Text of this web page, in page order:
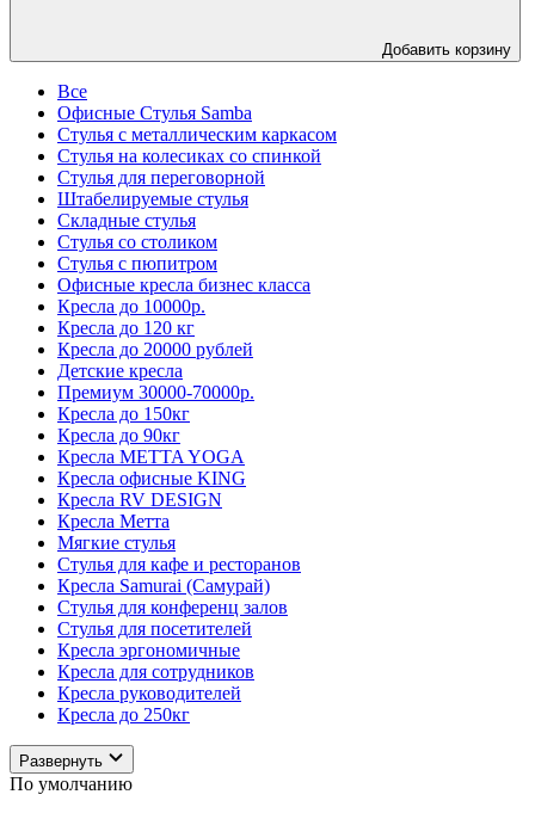
Добавить корзину
Все
Офисные Стулья Samba
Стулья с металлическим каркасом
Стулья на колесиках со спинкой
Стулья для переговорной
Штабелируемые стулья
Складные стулья
Стулья со столиком
Стулья с пюпитром
Офисные кресла бизнес класса
Кресла до 10000р.
Кресла до 120 кг
Кресла до 20000 рублей
Детские кресла
Премиум 30000-70000р.
Кресла до 150кг
Кресла до 90кг
Кресла METTA YOGA
Кресла офисные KING
Кресла RV DESIGN
Кресла Метта
Мягкие стулья
Стулья для кафе и ресторанов
Кресла Samurai (Самурай)
Стулья для конференц залов
Стулья для посетителей
Кресла эргономичные
Кресла для сотрудников
Кресла руководителей
Кресла до 250кг
Развернуть
По умолчанию